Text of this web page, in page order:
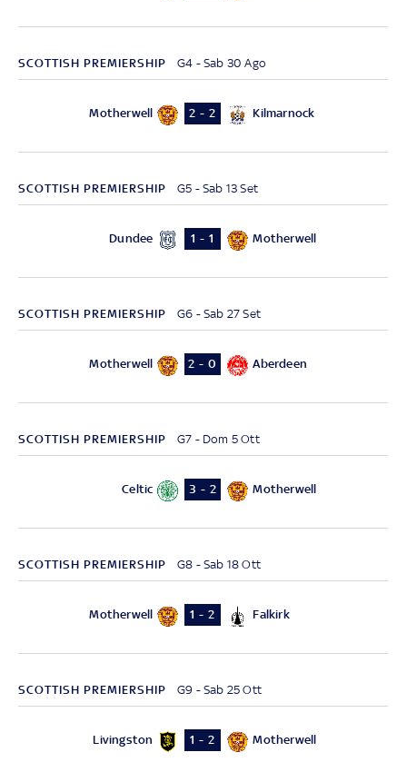
SCOTTISH PREMIERSHIP G4 - Sab 30 Ago
Motherwell 2 - 2 Kilmarnock
SCOTTISH PREMIERSHIP G5 - Sab 13 Set
Dundee 1 - 1 Motherwell
SCOTTISH PREMIERSHIP G6 - Sab 27 Set
Motherwell 2 - 0 Aberdeen
SCOTTISH PREMIERSHIP G7 - Dom 5 Ott
Celtic 3 - 2 Motherwell
SCOTTISH PREMIERSHIP G8 - Sab 18 Ott
Motherwell 1 - 2 Falkirk
SCOTTISH PREMIERSHIP G9 - Sab 25 Ott
Livingston 1 - 2 Motherwell